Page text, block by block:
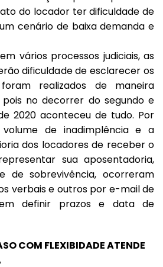
do locador ter dificuldade de
cenário de baixa demanda e
vários processos judiciais, as
dificuldade de esclarecer os
realizados de maneira
no decorrer do segundo e
2020 aconteceu de tudo. Por
de inadimplência e a
dos locadores de receber o
sua aposentadoria,
de sobrevivência, ocorreram
verbais e outros por e-mail de
definir prazos e data de
COM FLEXIBIDADE ATENDE